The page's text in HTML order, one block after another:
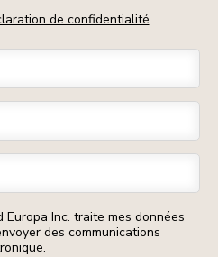
de confidentialité
Europa Inc. traite mes données
des communications